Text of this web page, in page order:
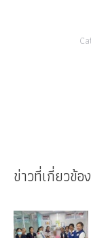
ข่าวที่เกี่ยวข้อง